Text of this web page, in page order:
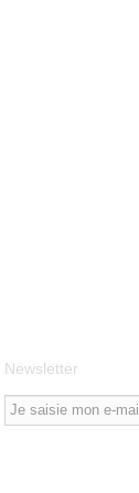
Newsletter